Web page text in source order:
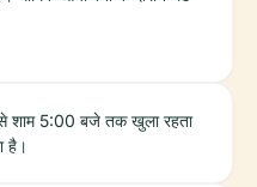
शाम 5:00 बजे तक खुला रहता
है।